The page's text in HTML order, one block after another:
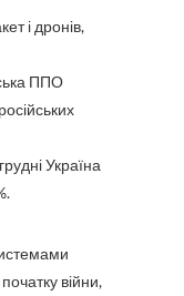
і дронів,
ППО
Україна
війни,